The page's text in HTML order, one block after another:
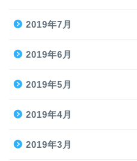
2019年7月
2019年6月
2019年5月
2019年4月
2019年3月